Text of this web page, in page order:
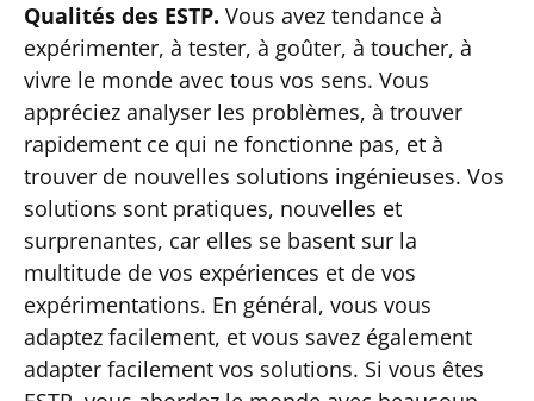
Qualités des ESTP. Vous avez tendance à
expérimenter, à tester, à goûter, à toucher, à
vivre le monde avec tous vos sens. Vous
appréciez analyser les problèmes, à trouver
rapidement ce qui ne fonctionne pas, et à
trouver de nouvelles solutions ingénieuses. Vos
solutions sont pratiques, nouvelles et
surprenantes, car elles se basent sur la
multitude de vos expériences et de vos
expérimentations. En général, vous vous
adaptez facilement, et vous savez également
adapter facilement vos solutions. Si vous êtes